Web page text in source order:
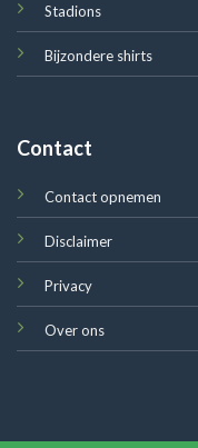
Stadions
Bijzondere shirts
Contact
Contact opnemen
Disclaimer
Privacy
Over ons